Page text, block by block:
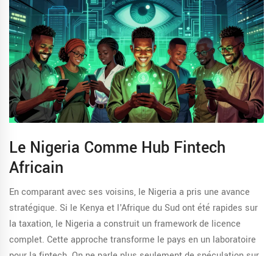
Le Nigeria Comme Hub Fintech
Africain
En comparant avec ses voisins, le Nigeria a pris une avance
stratégique. Si le Kenya et l'Afrique du Sud ont été rapides sur
la taxation, le Nigeria a construit un framework de licence
complet. Cette approche transforme le pays en un laboratoire